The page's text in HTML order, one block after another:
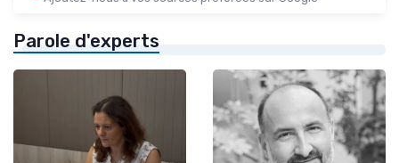
Parole d'experts